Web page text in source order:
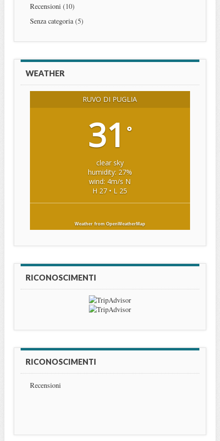
Recensioni(10)
Senza categoria(5)
WEATHER
RUVO DI PUGLIA
31 °
clear sky
humidity: 27%
wind: 4m/s N
H 27 • L 25
Weather from OpenWeatherMap
RICONOSCIMENTI
RICONOSCIMENTI
Recensioni